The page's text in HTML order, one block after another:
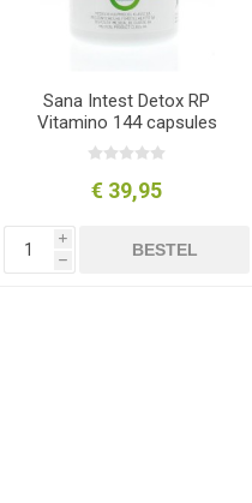
Sana Intest Detox RP
Vitamino 144 capsules
€ 39,95
i
h
BESTEL